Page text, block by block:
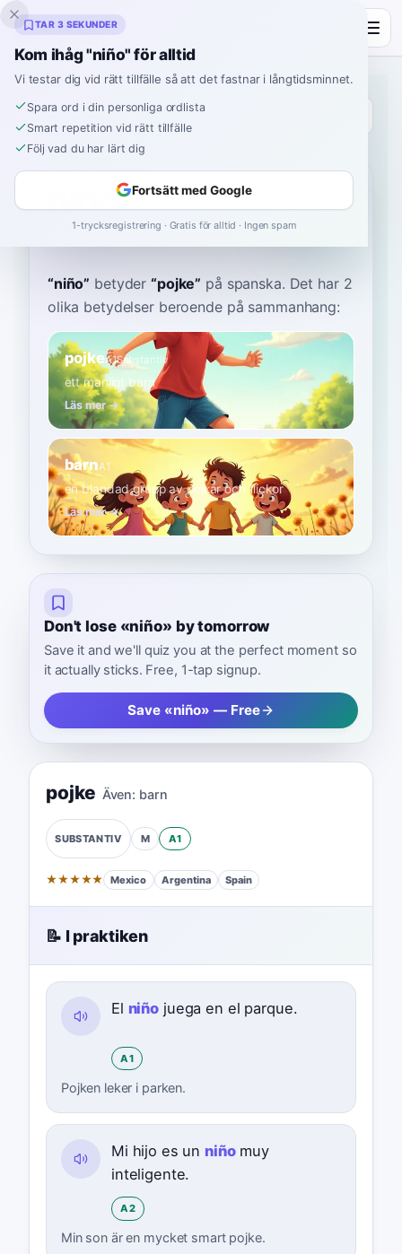
Inklingo
Ordbok
Hem›Spanska ›Ordbok
niño
NEEN-yo ˈniɲo
“niño” betyder “pojke” på spanska. Det har 2
olika betydelser beroende på sammanhang:
pojkeA1Substantiv
ett manligt barn
Läs mer →
barnA1
en blandad grupp av pojkar och flickor
Läs mer →
Don't lose «niño» by tomorrow
Save it and we'll quiz you at the perfect moment so
it actually sticks. Free, 1-tap signup.
Save «niño» — Free
pojke Även: barn
SUBSTANTIV M A1
★★★★★ Mexico Argentina Spain
📝 I praktiken
El niño juega en el parque.
A1
Pojken leker i parken.
Mi hijo es un niñomuy
inteligente.
A2
Min son är en mycket smart pojke.
TAR 3 SEKUNDER
Kom ihåg "niño" för alltid
Vi testar dig vid rätt tillfälle så att det fastnar i långtidsminnet.
Spara ord i din personliga ordlista
Smart repetition vid rätt tillfälle
Följ vad du har lärt dig
Fortsätt med Google
1-trycksregistrering · Gratis för alltid · Ingen spam